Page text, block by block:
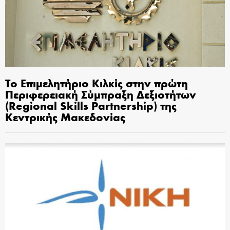
Το Επιμελητήριο Κιλκίς στην πρώτη
Περιφερειακή Σύμπραξη Δεξιοτήτων
(Regional Skills Partnership) της
Κεντρικής Μακεδονίας